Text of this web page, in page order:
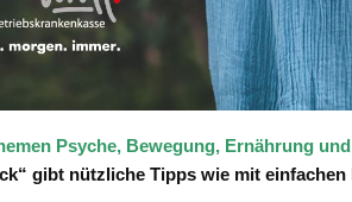
Psyche, Bewegung, Ernährung
gibt nützliche Tipps wie mit